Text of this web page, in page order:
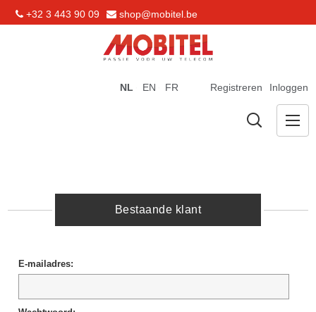
+32 3 443 90 09 shop@mobitel.be
Registreren Inloggen
NL EN FR
Bestaande klant
E-mailadres: